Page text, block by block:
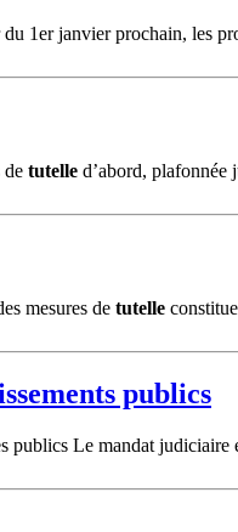
1er janvier prochain, les
de tutelle d’abord, plafonnée
mesures de tutelle
publics
Le mandat judiciaire